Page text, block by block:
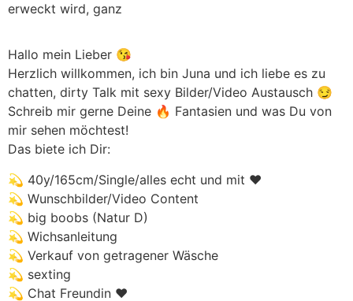
erweckt wird, ganz
Hallo mein Lieber 😘
Herzlich willkommen, ich bin Juna und ich liebe es zu
chatten, dirty Talk mit sexy Bilder/Video Austausch 😏
Schreib mir gerne Deine 🔥 Fantasien und was Du von
mir sehen möchtest!
Das biete ich Dir:
💫 40y/165cm/Single/alles echt und mit ❤️
💫 Wunschbilder/Video Content
💫 big boobs (Natur D)
💫 Wichsanleitung
💫 Verkauf von getragener Wäsche
💫 sexting
💫 Chat Freundin ❤️